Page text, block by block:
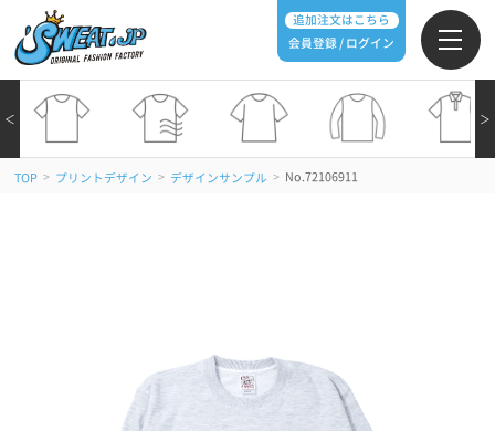
追加注文はこちら
会員登録 / ログイン
＞
＜
TOP > プリントデザイン > デザインサンプル > No.72106911